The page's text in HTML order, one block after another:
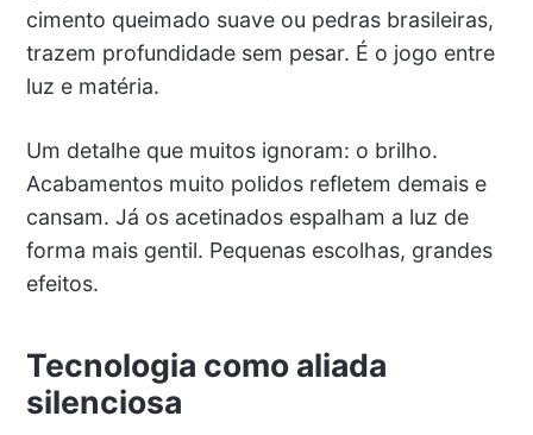
cimento queimado suave ou pedras brasileiras,
trazem profundidade sem pesar. É o jogo entre
luz e matéria.
Um detalhe que muitos ignoram: o brilho.
Acabamentos muito polidos refletem demais e
cansam. Já os acetinados espalham a luz de
forma mais gentil. Pequenas escolhas, grandes
efeitos.
Tecnologia como aliada
silenciosa